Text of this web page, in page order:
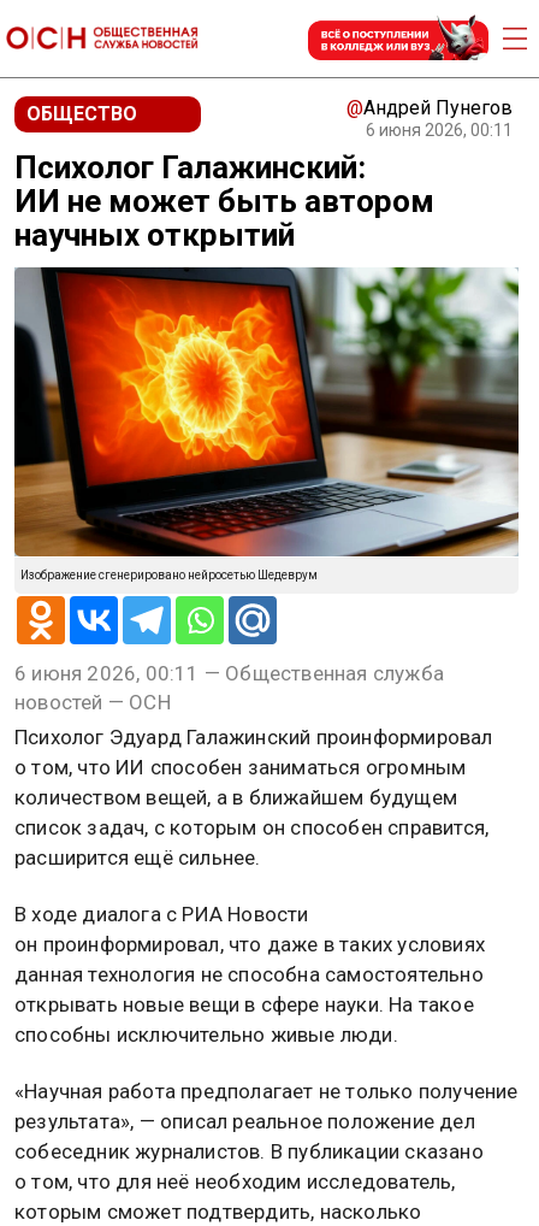
ОБЩЕСТВО @Андрей Пунегов
6 июня 2026, 00:11
Психолог Галажинский:
ИИ не может быть автором
научных открытий
Изображение сгенерировано нейросетью Шедеврум
6 июня 2026, 00:11 — Общественная служба
новостей — ОСН
Психолог Эдуард Галажинский проинформировал
о том, что ИИ способен заниматься огромным
количеством вещей, а в ближайшем будущем
список задач, с которым он способен справится,
расширится ещё сильнее.
В ходе диалога с РИА Новости
он проинформировал, что даже в таких условиях
данная технология не способна самостоятельно
открывать новые вещи в сфере науки. На такое
способны исключительно живые люди.
«Научная работа предполагает не только получение
результата», — описал реальное положение дел
собеседник журналистов. В публикации сказано
о том, что для неё необходим исследователь,
которым сможет подтвердить, насколько